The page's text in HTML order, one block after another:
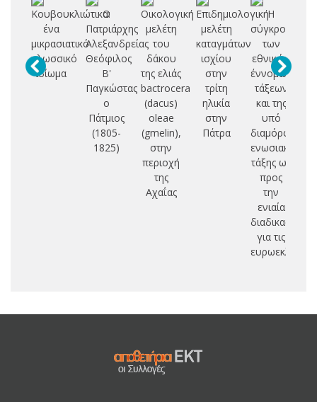
Κουβουκλιώτικα:
ένα
μικρασιατικό
γλωσσικό
ιδίωμα
Ο
Πατριάρχης
Αλεξανδρείας
Θεόφιλος
Β'
Παγκώστας
ο
Πάτμιος
(1805-
1825)
Οικολογική
μελέτη
του
δάκου
της ελιάς
bactrocera
(dacus)
oleae
(gmelin),
στην
περιοχή
της
Αχαΐας
Επιδημιολογική
μελέτη
καταγμάτων
ισχίου
στην
τρίτη
ηλικία
στην
Πάτρα
Η
σύγκρουση
των
εθνικών
έννομων
τάξεων
και της
υπό
διαμόρφωση
ενωσιακής
τάξης ως
προς
την
ενιαία
διαδικασία
για τις
ευρωεκλογές